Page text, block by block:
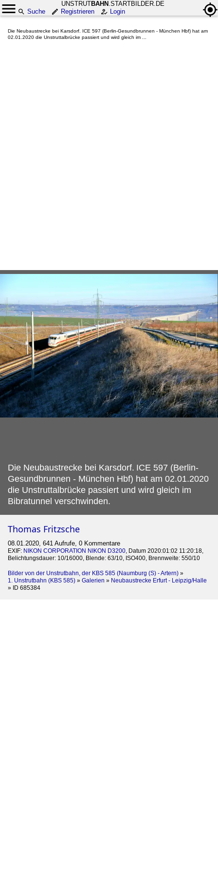
UNSTRUTBAHN .STARTBILDER.DE
Suche
Registrieren Login
Die Neubaustrecke bei Karsdorf. ICE 597 (Berlin-Gesundbrunnen - München Hbf) hat am
02.01.2020 die Unstruttalbrücke passiert und wird gleich im ...
Die Neubaustrecke bei Karsdorf. ICE 597 (Berlin-
Gesundbrunnen - München Hbf) hat am 02.01.2020
die Unstruttalbrücke passiert und wird gleich im
Bibratunnel verschwinden.
Thomas Fritzsche
08.01.2020, 641 Aufrufe, 0 Kommentare
EXIF: NIKON CORPORATION NIKON D3200, Datum 2020:01:02 11:20:18,
Belichtungsdauer: 10/16000, Blende: 63/10, ISO400, Brennweite: 550/10
Bilder von der Unstrutbahn, der KBS 585 (Naumburg (S) - Artern) »
1. Unstrutbahn (KBS 585) » Galerien » Neubaustrecke Erfurt - Leipzig/Halle
» ID 685384